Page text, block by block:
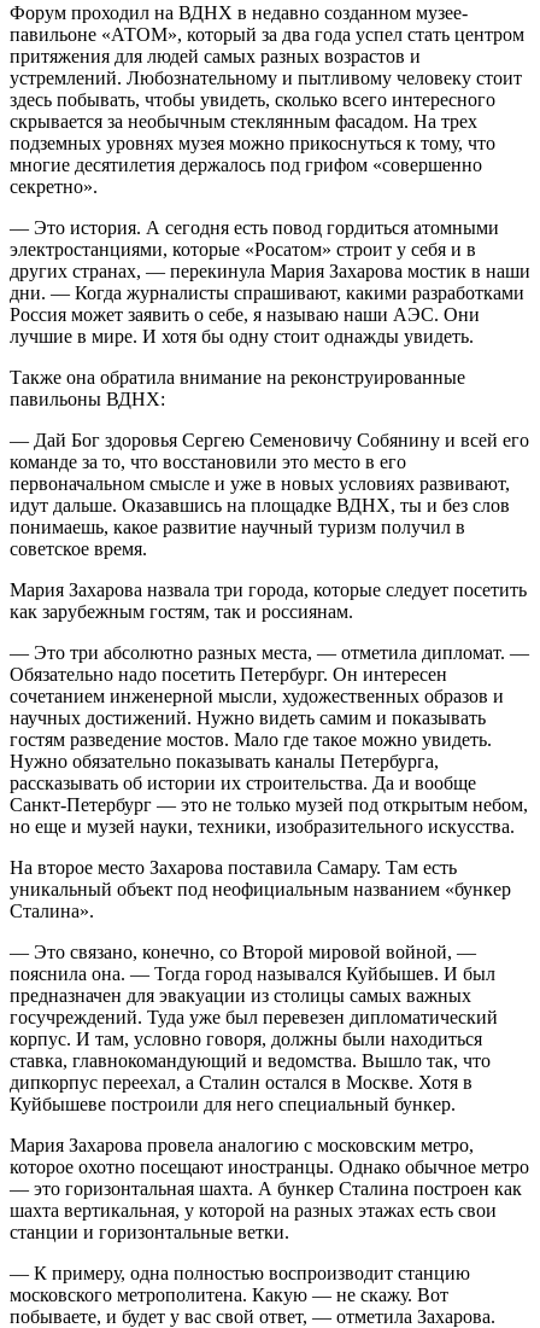
Форум проходил на ВДНХ в недавно созданном музее-
павильоне «АТОМ», который за два года успел стать центром
притяжения для людей самых разных возрастов и
устремлений. Любознательному и пытливому человеку стоит
здесь побывать, чтобы увидеть, сколько всего интересного
скрывается за необычным стеклянным фасадом. На трех
подземных уровнях музея можно прикоснуться к тому, что
многие десятилетия держалось под грифом «совершенно
секретно».
— Это история. А сегодня есть повод гордиться атомными
электростанциями, которые «Росатом» строит у себя и в
других странах, — перекинула Мария Захарова мостик в наши
дни. — Когда журналисты спрашивают, какими разработками
Россия может заявить о себе, я называю наши АЭС. Они
лучшие в мире. И хотя бы одну стоит однажды увидеть.
Также она обратила внимание на реконструированные
павильоны ВДНХ:
— Дай Бог здоровья Сергею Семеновичу Собянину и всей его
команде за то, что восстановили это место в его
первоначальном смысле и уже в новых условиях развивают,
идут дальше. Оказавшись на площадке ВДНХ, ты и без слов
понимаешь, какое развитие научный туризм получил в
советское время.
Мария Захарова назвала три города, которые следует посетить
как зарубежным гостям, так и россиянам.
— Это три абсолютно разных места, — отметила дипломат. —
Обязательно надо посетить Петербург. Он интересен
сочетанием инженерной мысли, художественных образов и
научных достижений. Нужно видеть самим и показывать
гостям разведение мостов. Мало где такое можно увидеть.
Нужно обязательно показывать каналы Петербурга,
рассказывать об истории их строительства. Да и вообще
Санкт-Петербург — это не только музей под открытым небом,
но еще и музей науки, техники, изобразительного искусства.
На второе место Захарова поставила Самару. Там есть
уникальный объект под неофициальным названием «бункер
Сталина».
— Это связано, конечно, со Второй мировой войной, —
пояснила она. — Тогда город назывался Куйбышев. И был
предназначен для эвакуации из столицы самых важных
госучреждений. Туда уже был перевезен дипломатический
корпус. И там, условно говоря, должны были находиться
ставка, главнокомандующий и ведомства. Вышло так, что
дипкорпус переехал, а Сталин остался в Москве. Хотя в
Куйбышеве построили для него специальный бункер.
Мария Захарова провела аналогию с московским метро,
которое охотно посещают иностранцы. Однако обычное метро
— это горизонтальная шахта. А бункер Сталина построен как
шахта вертикальная, у которой на разных этажах есть свои
станции и горизонтальные ветки.
— К примеру, одна полностью воспроизводит станцию
московского метрополитена. Какую — не скажу. Вот
побываете, и будет у вас свой ответ, — отметила Захарова.